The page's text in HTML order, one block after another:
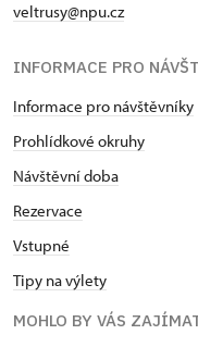
veltrusy@npu.cz
INFORMACE PRO
Informace pro návštěvníky
Prohlídkové okruhy
Návštěvní doba
Rezervace
Vstupné
Tipy na výlety
MOHLO BY VÁS